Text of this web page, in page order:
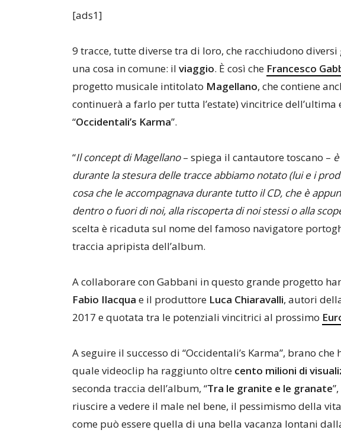
[ads1]
9 tracce, tutte diverse tra di loro, che racchiudono
una cosa in comune: il viaggio. È così che Francesco
progetto musicale intitolato Magellano, che contiene
continuerà a farlo per tutta l’estate) vincitrice dell’ultima
“Occidentali’s Karma”.
“Il concept di Magellano– spiega il cantautore toscano –
durante la stesura delle tracce abbiamo notato (lui e i
cosa che le accompagnava durante tutto il CD, che è
dentro o fuori di noi, alla riscoperta di noi stessi o alla
scelta è ricaduta sul nome del famoso navigatore
traccia apripista dell’album.
A collaborare con Gabbani in questo grande progetto
Fabio Ilacqua e il produttore Luca Chiaravalli, autori
2017 e quotata tra le potenziali vincitrici al prossimo
A seguire il successo di “Occidentali’s Karma”, brano
quale videoclip ha raggiunto oltre cento milioni di
seconda traccia dell’album, “Tra le granite e le granate
riuscire a vedere il male nel bene, il pessimismo della
come può essere quella di una bella vacanza lontani